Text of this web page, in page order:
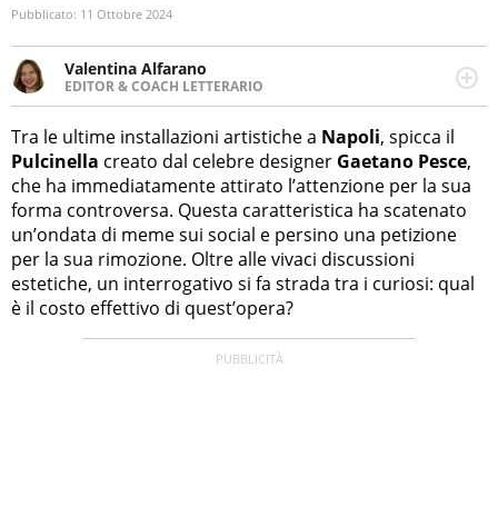
Pubblicato: 11 Ottobre 2024
Valentina Alfarano
EDITOR & COACH LETTERARIO
Lavorare con le storie è la mia missione! Specializzata in
storytelling di viaggi, lavoro come editor di narrativa e
coach di scrittura creativa.
Tra le ultime installazioni artistiche a Napoli, spicca il
Pulcinella creato dal celebre designer Gaetano Pesce,
che ha immediatamente attirato l’attenzione per la sua
forma controversa. Questa caratteristica ha scatenato
un’ondata di meme sui social e persino una petizione
per la sua rimozione. Oltre alle vivaci discussioni
estetiche, un interrogativo si fa strada tra i curiosi: qual
è il costo effettivo di quest’opera?